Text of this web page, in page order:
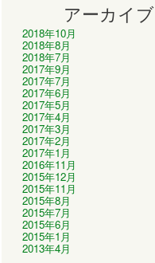
アーカイブ
2018年10月
2018年8月
2018年7月
2017年9月
2017年7月
2017年6月
2017年5月
2017年4月
2017年3月
2017年2月
2017年1月
2016年11月
2015年12月
2015年11月
2015年8月
2015年7月
2015年6月
2015年1月
2013年4月